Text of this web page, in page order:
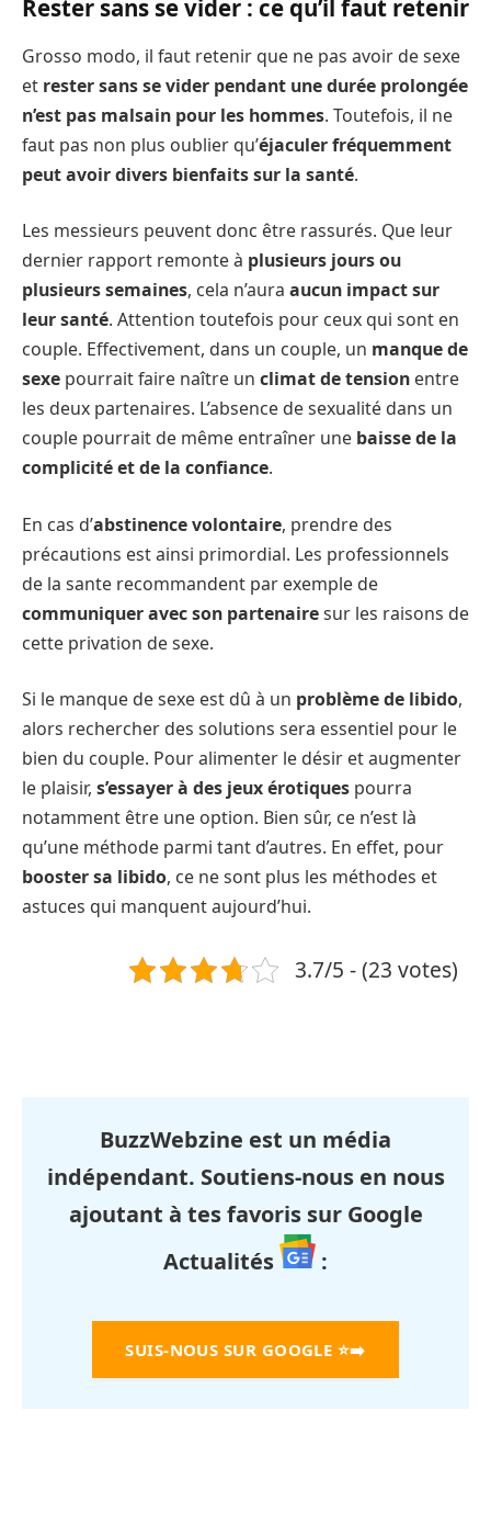
Rester sans se vider : ce qu’il faut retenir
Grosso modo, il faut retenir que ne pas avoir de sexe
et rester sans se vider pendant une durée prolongée
n’est pas malsain pour les hommes. Toutefois, il ne
faut pas non plus oublier qu’éjaculer fréquemment
peut avoir divers bienfaits sur la santé.
Les messieurs peuvent donc être rassurés. Que leur
dernier rapport remonte à plusieurs jours ou
plusieurs semaines, cela n’aura aucun impact sur
leur santé. Attention toutefois pour ceux qui sont en
couple. Effectivement, dans un couple, un manque de
sexe pourrait faire naître un climat de tension entre
les deux partenaires. L’absence de sexualité dans un
couple pourrait de même entraîner une baisse de la
complicité et de la confiance.
En cas d’abstinence volontaire, prendre des
précautions est ainsi primordial. Les professionnels
de la sante recommandent par exemple de
communiquer avec son partenairesur les raisons de
cette privation de sexe.
Si le manque de sexe est dû à un problème de libido,
alors rechercher des solutions sera essentiel pour le
bien du couple. Pour alimenter le désir et augmenter
le plaisir, s’essayer à des jeux érotiques pourra
notamment être une option. Bien sûr, ce n’est là
qu’une méthode parmi tant d’autres. En effet, pour
booster sa libido, ce ne sont plus les méthodes et
astuces qui manquent aujourd’hui.
3.7/5 - (23 votes)
BuzzWebzine est un média
indépendant. Soutiens-nous en nous
ajoutant à tes favoris sur Google
Actualités
:
SUIS-NOUS SUR GOOGLE ⭐➡️